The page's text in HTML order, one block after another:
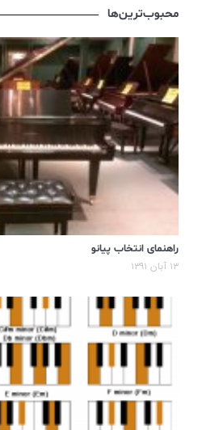
محبوب‌ترین‌ها
راهنمای انتخاب پیانو
۱۳ آبان ۱۳۹۱